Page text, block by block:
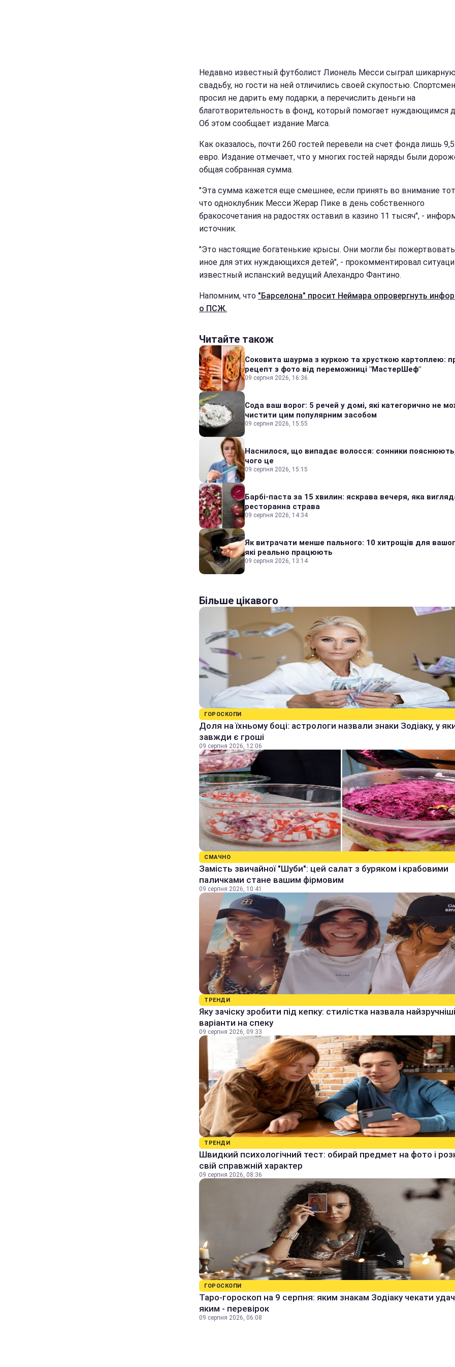
Недавно известный футболист Лионель Месси сыграл
свадьбу, но гости на ней отличились своей скупостью. Спортсмен
просил не дарить ему подарки, а перечислить деньги на
благотворительность в фонд, который помогает нуждающимся
Об этом сообщает издание Marca.
Как оказалось, почти 260 гостей перевели на счет фонда лишь
евро. Издание отмечает, что у многих гостей наряды были
общая собранная сумма.
"Эта сумма кажется еще смешнее, если принять во внимание
что одноклубник Месси Жерар Пике в день собственного
бракосочетания на радостях оставил в казино 11 тысяч", -
источник.
"Это настоящие богатенькие крысы. Они могли бы
иное для этих нуждающихся детей", - прокомментировал
известный испанский ведущий Алехандро Фантино.
Напомним, что "Барселона" просит Неймара опровергнуть
о ПСЖ.
Читайте також
Соковита шаурма з куркою та хрусткою картоплею:
рецепт з фото від переможниці "МастерШеф"
09 серпня 2026, 16:36
Сода ваш ворог: 5 речей у домі, які категорично не
чистити цим популярним засобом
09 серпня 2026, 15:55
Наснилося, що випадає волосся: сонники
чого це
09 серпня 2026, 15:15
Барбі-паста за 15 хвилин: яскрава вечеря, яка
ресторанна страва
09 серпня 2026, 14:34
Як витрачати менше пального: 10 хитрощів для
які реально працюють
09 серпня 2026, 13:14
Більше цікавого
ГОРОСКОПИ
Доля на їхньому боці: астрологи назвали знаки Зодіаку, у
завжди є гроші
09 серпня 2026, 12:06
СМАЧНО
Замість звичайної "Шуби": цей салат з буряком і крабовими
паличками стане вашим фірмовим
09 серпня 2026, 10:41
ТРЕНДИ
Яку зачіску зробити під кепку: стилістка назвала найзручніші
варіанти на спеку
09 серпня 2026, 09:33
ТРЕНДИ
Швидкий психологічний тест: обирай предмет на фото і
свій справжній характер
09 серпня 2026, 08:36
ГОРОСКОПИ
Таро-гороскоп на 9 серпня: яким знакам Зодіаку чекати
яким - перевірок
09 серпня 2026, 06:08